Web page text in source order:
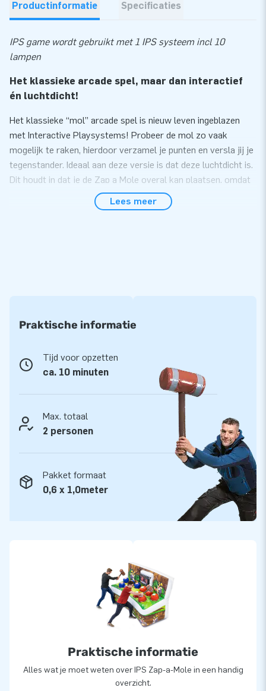
Productinformatie Specificaties
IPS game wordt gebruikt met 1 IPS systeem incl 10
lampen
Het klassieke arcade spel, maar dan interactief
én luchtdicht!
Het klassieke “mol” arcade spel is nieuw leven ingeblazen
met Interactive Playsystems! Probeer de mol zo vaak
mogelijk te raken, hierdoor verzamel je punten en versla jij je
tegenstander. Ideaal aan deze versie is dat deze luchtdicht is.
Dit houdt in dat je de Zap a Mole overal kan plaatsen, omdat
hij maar één keer voor gebruik opgeblazen hoeft te worden
en dus niet constant aan een blower gekoppeld hoeft te zijn.
Party: 17.0132
Seaworld: 17.0134
Winter: 17.0136
Makkelijk transport en op te zetten binnen 10
perfect om te gebruiken tijdens feestjes, bedrijfsuitjes en
evenementen. De Zap a Mole is compact verpakt in één deel.
Hierdoor is de inflatable gemakkelijk te transporteren.
Uiteraard kun je het IPS-systeem ook bij ons kopen om de
beleving helemaal compleet te maken!
Topkwaliteit en eenvoudig schoon te houden
JB kussens zijn op meerdere punten verstevigd en
meervoudig gestikt. Het sterke, hoge kwaliteit PVC is
Lees meer
Praktische informatie
Tijd voor opzetten
ca. 10 minuten
Max. totaal
2 personen
Pakket formaat
0,6 x 1,0meter
Praktische informatie
Alles wat je moet weten over IPS Zap-a-Mole in een handig
overzicht.